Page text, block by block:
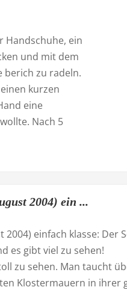
Handschuhe, ein
und mit dem
berich zu radeln.
kurzen
eine
Nach 5
2004) ein ...
einfach klasse: Der
es gibt viel zu sehen!
zu sehen. Man taucht
Klostermauern in ihrer